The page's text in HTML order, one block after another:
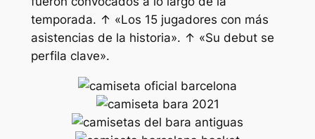
temporada. ↑ «Los 15 jugadores con más
asistencias de la historia». ↑ «Su debut se
perfila clave».